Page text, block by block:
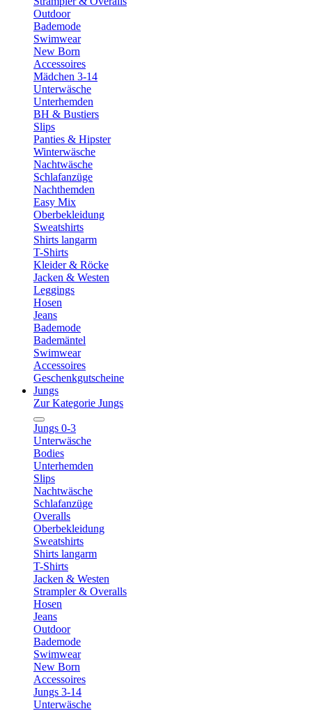
Outdoor
Bademode
Swimwear
New Born
Accessoires
Mädchen 3-14
Unterwäsche
Unterhemden
BH & Bustiers
Slips
Panties & Hipster
Winterwäsche
Nachtwäsche
Schlafanzüge
Nachthemden
Easy Mix
Oberbekleidung
Sweatshirts
Shirts langarm
T-Shirts
Kleider & Röcke
Jacken & Westen
Leggings
Hosen
Jeans
Bademode
Bademäntel
Swimwear
Accessoires
Geschenkgutscheine
Jungs
Zur Kategorie Jungs
Jungs 0-3
Unterwäsche
Bodies
Unterhemden
Slips
Nachtwäsche
Schlafanzüge
Overalls
Oberbekleidung
Sweatshirts
Shirts langarm
T-Shirts
Jacken & Westen
Strampler & Overalls
Hosen
Jeans
Outdoor
Bademode
Swimwear
New Born
Accessoires
Jungs 3-14
Unterwäsche